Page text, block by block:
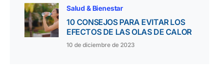
Salud & Bienestar
10 CONSEJOS PARA EVITAR LOS
EFECTOS DE LAS OLAS DE CALOR
10 de diciembre de 2023